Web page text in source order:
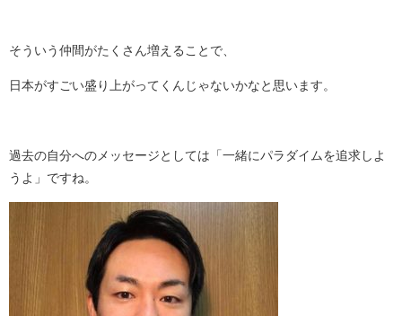
そういう仲間がたくさん増えることで、
日本がすごい盛り上がってくんじゃないかなと思います。
過去の自分へのメッセージとしては「一緒にパラダイムを追求しよ
うよ」ですね。